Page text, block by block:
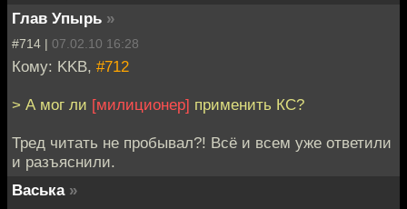
Глав Упырь »
#714 | 07.02.10 16:28
Кому: KKB, #712
> А мог ли [милиционер] применить КС?
Тред читать не пробывал?! Всё и всем уже ответили
и разъяснили.
Васька »